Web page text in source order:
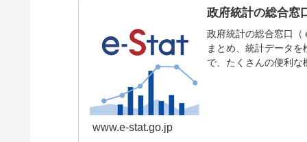
政府統計の総合窓
政府統計の総合窓口（
まとめ、統計データ
で、たくさんの便利
www.e-stat.go.jp